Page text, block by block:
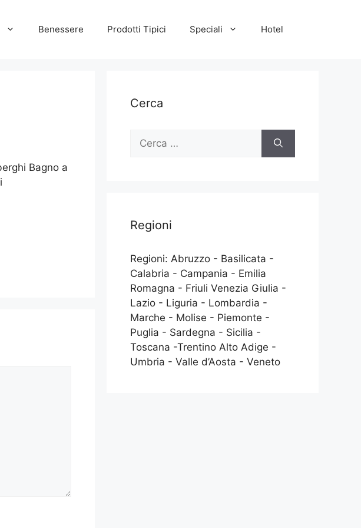
Benessere Prodotti Tipici Speciali Hotel
Cerca
Ricerca
Regioni
Regioni: Abruzzo - Basilicata -
Calabria - Campania - Emilia
Romagna - Friuli Venezia Giulia -
Lazio - Liguria - Lombardia -
Marche - Molise - Piemonte -
Puglia - Sardegna - Sicilia -
Toscana -Trentino Alto Adige -
Umbria - Valle d’Aosta - Veneto